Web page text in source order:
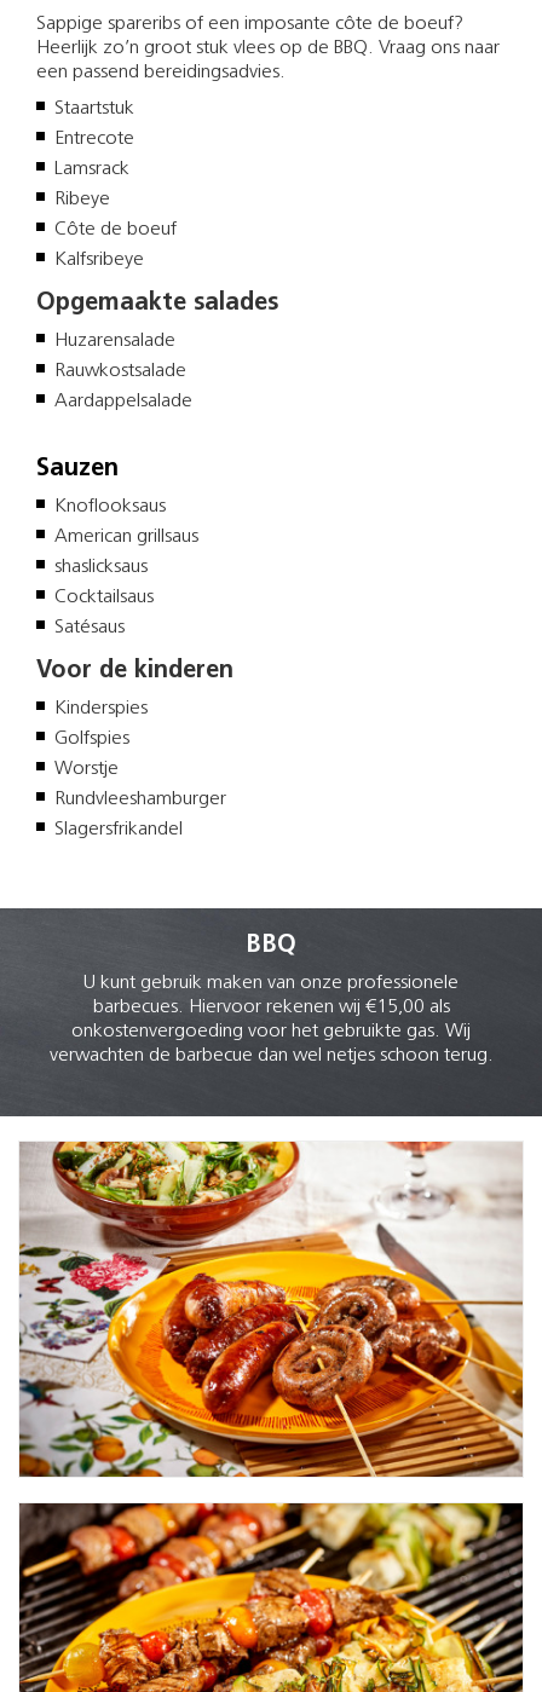
Sappige spareribs of een imposante côte de boeuf?
Heerlijk zo’n groot stuk vlees op de BBQ. Vraag ons naar
een passend bereidingsadvies.
Staartstuk
Entrecote
Lamsrack
Ribeye
Côte de boeuf
Kalfsribeye
Opgemaakte salades
Huzarensalade
Rauwkostsalade
Aardappelsalade
Sauzen
Knoflooksaus
American grillsaus
shaslicksaus
Cocktailsaus
Satésaus
Voor de kinderen
Kinderspies
Golfspies
Worstje
Rundvleeshamburger
Slagersfrikandel
BBQ
U kunt gebruik maken van onze professionele
barbecues. Hiervoor rekenen wij €15,00 als
onkostenvergoeding voor het gebruikte gas. Wij
verwachten de barbecue dan wel netjes schoon terug.